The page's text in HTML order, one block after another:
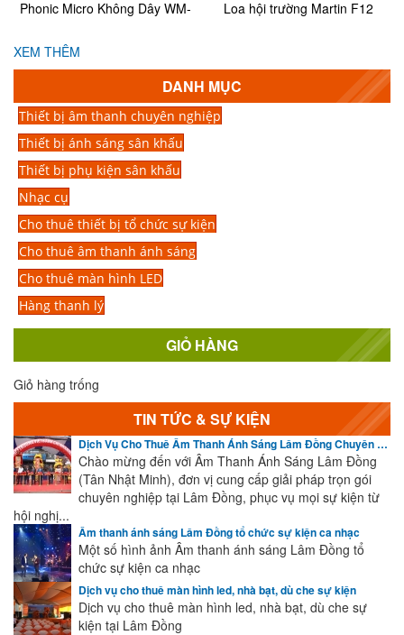
DANH MỤC
Thiết bị âm thanh chuyên nghiệp
Thiết bị ánh sáng sân khấu
Thiết bị phụ kiện sân khấu
Nhạc cụ
Cho thuê thiết bị tổ chức sự kiện
Cho thuê âm thanh ánh sáng
Cho thuê màn hình LED
Hàng thanh lý
GIỎ HÀNG
Giỏ hàng trống
TIN TỨC & SỰ KIỆN
Dịch Vụ Cho Thuê Âm Thanh Ánh Sáng Lâm Đồng Chuyên Nghiệp | Cập Nhật Sự Kiện Mới Nhất
Chào mừng đến với Âm Thanh Ánh Sáng Lâm Đồng
(Tân Nhật Minh), đơn vị cung cấp giải pháp trọn gói
chuyên nghiệp tại Lâm Đồng, phục vụ mọi sự kiện từ
hội nghị...
Âm thanh ánh sáng Lâm Đồng tổ chức sự kiện ca nhạc
Một số hình ảnh Âm thanh ánh sáng Lâm Đồng tổ
chức sự kiện ca nhạc
Dịch vụ cho thuê màn hình led, nhà bạt, dù che sự kiện
Dịch vụ cho thuê màn hình led, nhà bạt, dù che sự
kiện tại Lâm Đồng
Phonic Micro Không Dây WM-
Loa hội trường Martin F12
XEM THÊM